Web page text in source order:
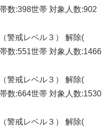
数:398世帯 対象人数:902
警戒レベル３） 解除(
数:551世帯 対象人数:1466
警戒レベル３） 解除(
数:664世帯 対象人数:1530
警戒レベル３） 解除(